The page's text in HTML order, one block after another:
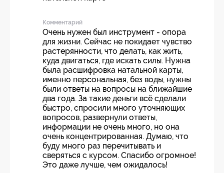
Комментарий
Очень нужен был инструмент - опора
для жизни. Сейчас не покидает чувство
растерянности, что делать, как жить,
куда двигаться, где искать силы. Нужна
была расшифровка натальной карты,
именно персональная, без воды, нужны
были ответы на вопросы на ближайшие
два года. За такие деньги всё сделали
быстро, спросили много уточняющих
вопросов, развернули ответы,
информации не очень много, но она
очень концентрированная. Думаю, что
буду много раз перечитывать и
сверяться с курсом. Спасибо огромное!
Это даже лучше, чем ожидалось!